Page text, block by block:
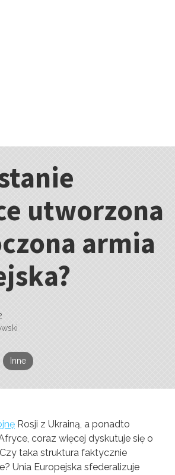
utworzona
armia
Inne
Rosji z Ukrainą, a ponadto
coraz więcej dyskutuje się o
taka struktura faktycznie
Unia Europejska sfederalizuje